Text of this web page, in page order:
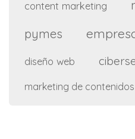
content marketing
pymes
diseño web
marketing de contenidos